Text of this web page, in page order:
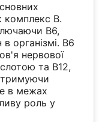
комплекс В.
B6,
організмі. B6
нервової
та B12,
в межах
роль у